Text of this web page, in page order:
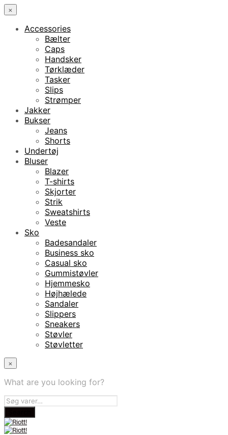
×
Accessories
Bælter
Caps
Handsker
Tørklæder
Tasker
Slips
Strømper
Jakker
Bukser
Jeans
Shorts
Undertøj
Bluser
Blazer
T-shirts
Skjorter
Strik
Sweatshirts
Veste
Sko
Badesandaler
Business sko
Casual sko
Gummistøvler
Hjemmesko
Højhælede
Sandaler
Slippers
Sneakers
Støvler
Støvletter
×
What are you looking for?